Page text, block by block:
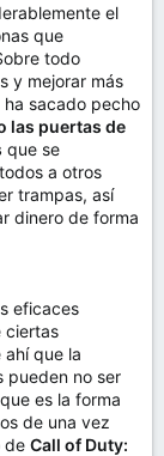
el
que
todo
y mejorar más
sacado pecho
las puertas de
que se
a otros
trampas, así
dinero de forma
eficaces
ciertas
ahí que la
pueden no ser
es la forma
de una vez
de Call of Duty: